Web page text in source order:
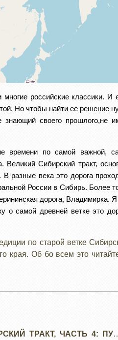
российские классики. И
Но чтобы найти ее решение
своего прошлого,не
времени по самой важной,
Великий Сибирский тракт,
разные века это дорога
России в Сибирь. Более
дорога, Владимирка.
о самой древней ветке это
по старой ветке
края. Об бо всем это
ТРАКТ, ЧАСТЬ 4: